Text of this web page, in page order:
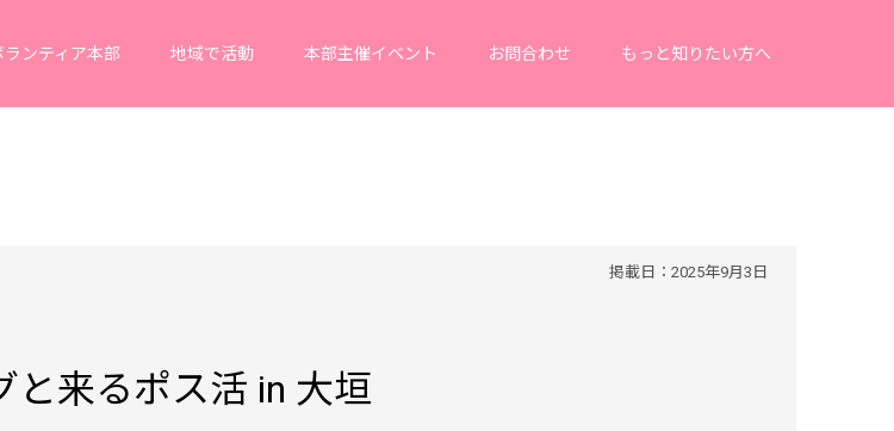
ランティア本部 地域で活動 本部主催イベント お問合わせ もっと知りたい方へ
掲載日：2025年9月3日
と来るポス活 in 大垣